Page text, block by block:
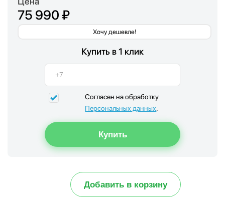
75 990 ₽
Хочу дешевле!
Купить в 1 клик
Согласен на обработку
Персональных данных.
Добавить в корзину